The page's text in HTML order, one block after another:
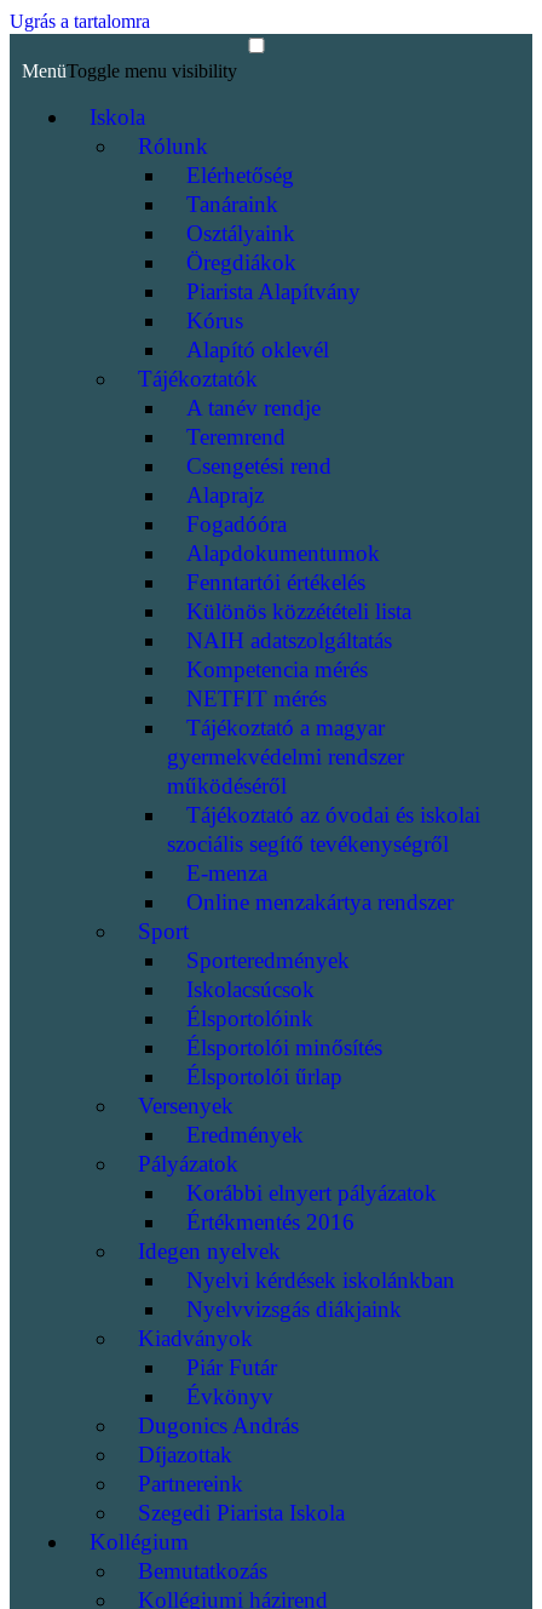
Ugrás a tartalomra
MenüToggle menu visibility
Iskola
Rólunk
Elérhetőség
Tanáraink
Osztályaink
Öregdiákok
Piarista Alapítvány
Kórus
Alapító oklevél
Tájékoztatók
A tanév rendje
Teremrend
Csengetési rend
Alaprajz
Fogadóóra
Alapdokumentumok
Fenntartói értékelés
Különös közzétételi lista
NAIH adatszolgáltatás
Kompetencia mérés
NETFIT mérés
Tájékoztató a magyar
gyermekvédelmi rendszer
működéséről
Tájékoztató az óvodai és iskolai
szociális segítő tevékenységről
E-menza
Online menzakártya rendszer
Sport
Sporteredmények
Iskolacsúcsok
Élsportolóink
Élsportolói minősítés
Élsportolói űrlap
Versenyek
Eredmények
Pályázatok
Korábbi elnyert pályázatok
Értékmentés 2016
Idegen nyelvek
Nyelvi kérdések iskolánkban
Nyelvvizsgás diákjaink
Kiadványok
Piár Futár
Évkönyv
Dugonics András
Díjazottak
Partnereink
Szegedi Piarista Iskola
Kollégium
Bemutatkozás
Kollégiumi házirend